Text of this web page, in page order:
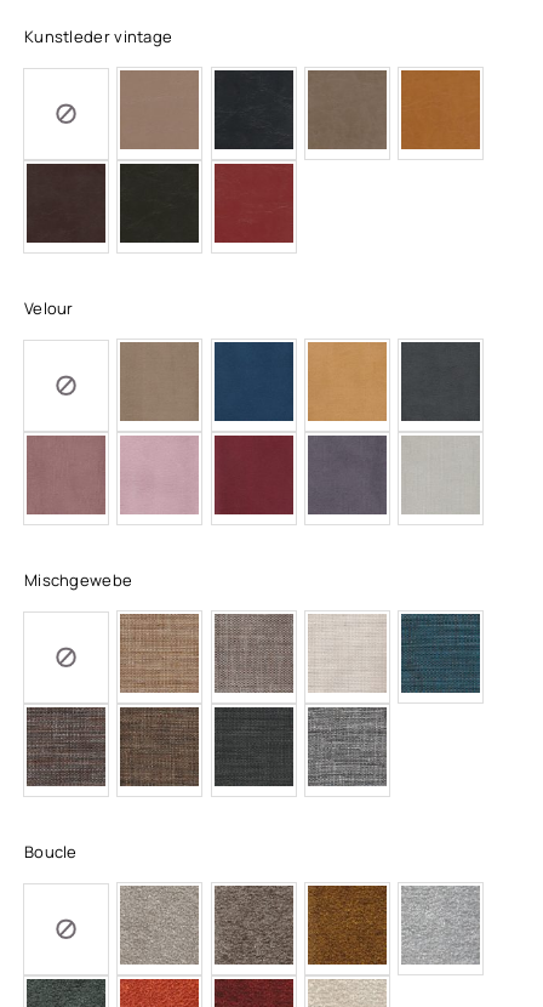
Kunstleder vintage
Velour
Mischgewebe
Boucle